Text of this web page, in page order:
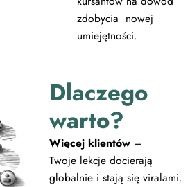
zdobycia nowej
umiejętności.
Dlaczego
warto?
Więcej klientów –
Twoje lekcje docierają
globalnie i stają się viralami.